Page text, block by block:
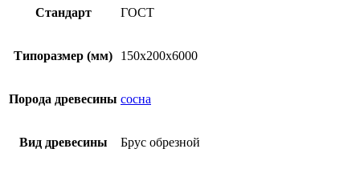
сосны
(ГОСТ)
Опции
на
Стандарт ГОСТ
Типоразмер (мм) 150х200х6000
Порода древесины сосна
Вид древесины Брус обрезной